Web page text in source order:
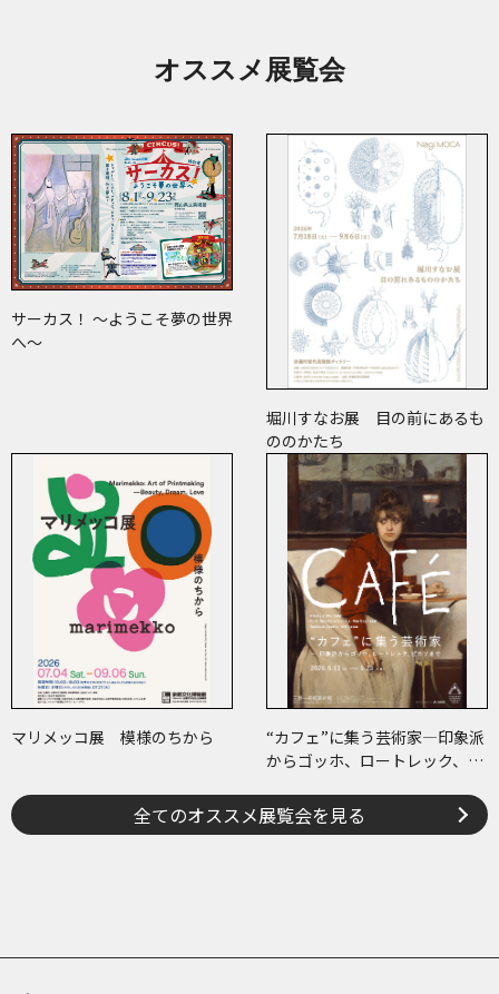
オススメ展覧会
サーカス！ ～ようこそ夢の世界
へ～
堀川すなお展 目の前にあるも
ののかたち
マリメッコ展 模様のちから
“カフェ”に集う芸術家―印象派
からゴッホ、ロートレック、ピ
全てのオススメ展覧会を見る